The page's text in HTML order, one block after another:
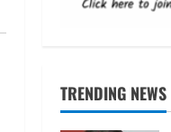
TRENDING NEWS
1